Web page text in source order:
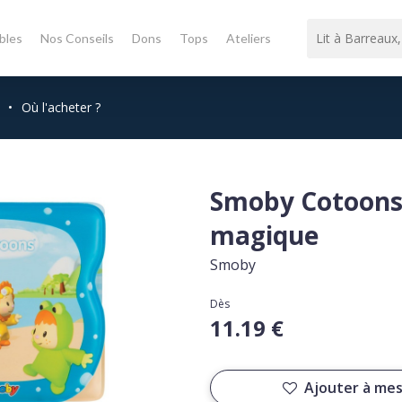
Nos Conseils Dons Tops Ateliers
• Où l'acheter ?
Smoby
magique
Smoby
Dès
11.19 €
Ajouter à